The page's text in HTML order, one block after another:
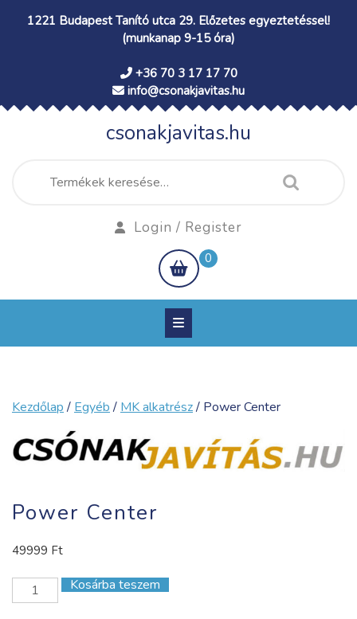
1221 Budapest Tanító utca 29. Előzetes egyeztetéssel!
(munkanap 9-15 óra)
+36 70 3 17 17 70
info@csonakjavitas.hu
csonakjavitas.hu
Keresés
a
Login / Register
shopping
cart
0
Kezdőlap/ Egyéb/ MK alkatrész/ Power Center
Power Center
49999 Ft
Power
Center
Kosárba teszem